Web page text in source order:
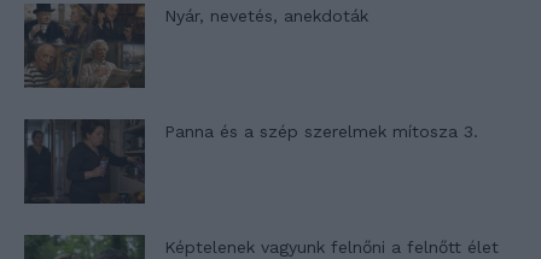
Nyár, nevetés, anekdoták
Panna és a szép szerelmek mítosza 3.
Képtelenek vagyunk felnőni a felnőtt élet